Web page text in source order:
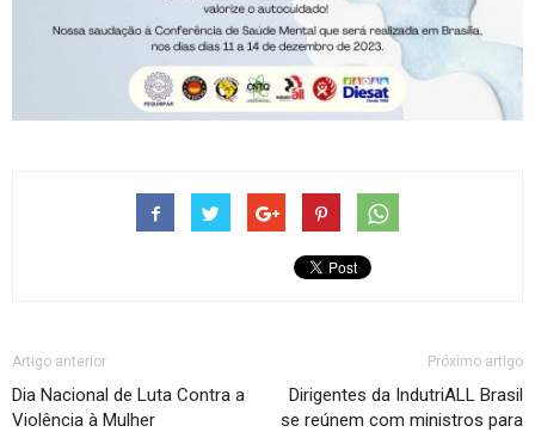
Artigo anterior
Dia Nacional de Luta Contra a
Violência à Mulher
Próximo artigo
Dirigentes da IndutriALL Brasil
se reúnem com ministros para